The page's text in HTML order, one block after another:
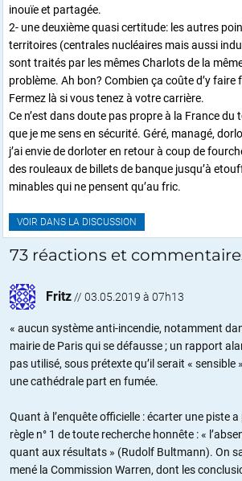
inouïe et partagée.
2- une deuxième quasi certitude: les autres
territoires (centrales nucléaires mais aussi
sont traités par les mêmes Charlots de la
problème. Ah bon? Combien ça coûte d’y faire
Fermez là si vous tenez à votre carrière.
Ce n’est dans doute pas propre à la France du
que je me sens en sécurité. Géré, managé,
j’ai envie de dorloter en retour à coup de
des rouleaux de billets de banque jusqu’à
minables qui ne pensent qu’au fric.
VOIR DANS LA DISCUSSION
73 réactions et
Fritz // 03.05.2019 à 07h13
« aucun système anti-incendie, notamment
mairie de Paris qui se défausse ; un rapport
pas utilisé, sous prétexte qu’il serait « sensible
une cathédrale part en fumée.
Quant à l’enquête officielle : écarter une piste a
règle n° 1 de toute recherche honnête : «
quant aux résultats » (Rudolf Bultmann). On
mené la Commission Warren, dont les